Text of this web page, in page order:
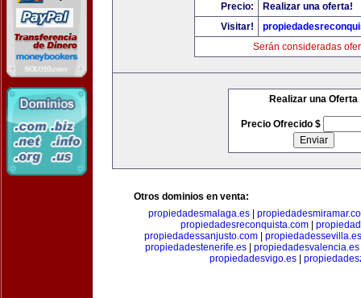
Precio:
Realizar una oferta!
Visitar!
Serán consideradas
Realizar una Oferta
Precio Ofrecido $
Otros dominios en venta:
propiedadesmalaga.es|
propiedadesreconquista.com
propiedadessanjusto.com| propiedadessevilla.es
propiedadestenerife.es| propiedadesvalencia.es
propiedadesvigo.es|